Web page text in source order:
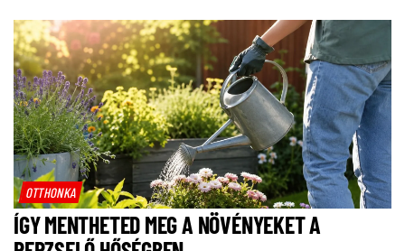
OTTHONKA
ÍGY MENTHETED MEG A NÖVÉNYEKET A